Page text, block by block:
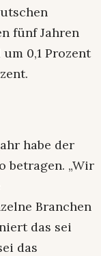
fünf Jahren
0,1 Prozent
habe der
betragen. „Wir
Branchen
das sei
das